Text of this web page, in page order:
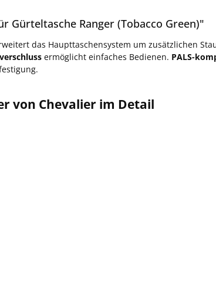
Gürteltasche Ranger (Tobacco Green)"
das Haupttaschensystem um zusätzlichen
ermöglicht einfaches Bedienen. PALS-
von Chevalier im Detail